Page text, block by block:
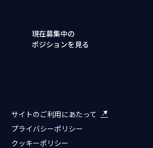
現在募集中の
ポジションを見る
サイトのご利用にあたって
プライバシーポリシー
クッキーポリシー